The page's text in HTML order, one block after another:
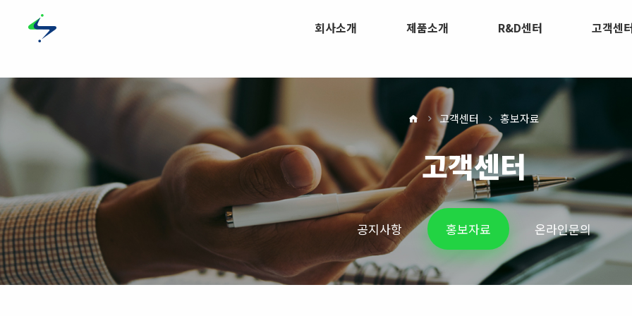
회사소개 제품소개 R&D센터 고객센
고객센터 홍보자료
고객센터
공지사항 홍보자료 온라인문의